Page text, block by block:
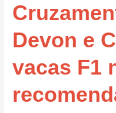
Devon e
vacas F1
touros
Devon
e
Charolês
vacas
na